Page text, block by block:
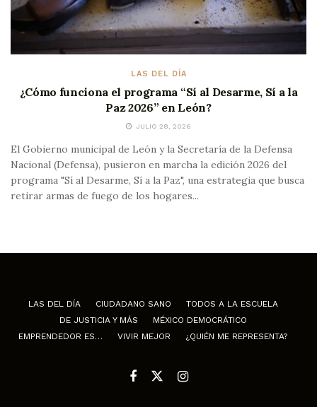
LAS DEL DÍA
¿Cómo funciona el programa “Sí al Desarme, Sí a la
Paz 2026” en León?
JULIO 28, 2026
El Gobierno municipal de León y la Secretaría de la Defensa
Nacional (Defensa), pusieron en marcha la edición 2026 del
programa "Sí al Desarme, Sí a la Paz", una estrategia que busca
retirar armas de fuego de los hogares...
LAS DEL DÍA CIUDADANO SANO
TODOS A LA ESCUELA
DE JUSTICIA Y MÁS
MÉXICO DEMOCRÁTICO
EMPRENDEDOR ES…
VIVIR MEJOR ¿QUIÉN ME REPRESENTA?